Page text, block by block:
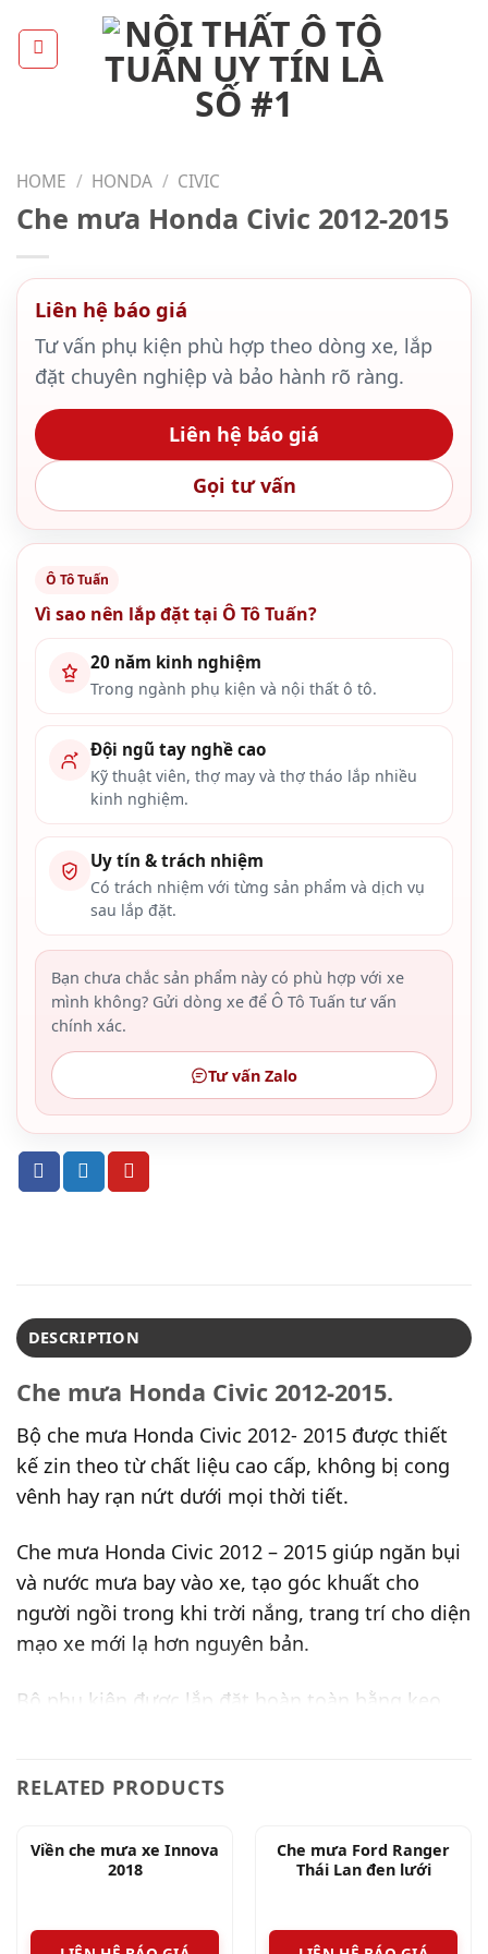
content
HOME / HONDA / CIVIC
Che mưa Honda Civic 2012-2015
Liên hệ báo giá
Tư vấn phụ kiện phù hợp theo dòng xe, lắp
đặt chuyên nghiệp và bảo hành rõ ràng.
Liên hệ báo giá
Gọi tư vấn
Ô Tô Tuấn
Vì sao nên lắp đặt tại Ô Tô Tuấn?
20 năm kinh nghiệm
Trong ngành phụ kiện và nội thất ô tô.
Đội ngũ tay nghề cao
Kỹ thuật viên, thợ may và thợ tháo lắp nhiều
kinh nghiệm.
Uy tín & trách nhiệm
Có trách nhiệm với từng sản phẩm và dịch vụ
sau lắp đặt.
Bạn chưa chắc sản phẩm này có phù hợp với xe
mình không? Gửi dòng xe để Ô Tô Tuấn tư vấn
chính xác.
Tư vấn Zalo
DESCRIPTION
Che mưa Honda Civic 2012-2015.
Bộ che mưa Honda Civic 2012- 2015 được thiết
kế zin theo từ chất liệu cao cấp, không bị cong
vênh hay rạn nứt dưới mọi thời tiết.
Che mưa Honda Civic 2012 – 2015 giúp ngăn bụi
và nước mưa bay vào xe, tạo góc khuất cho
người ngồi trong khi trời nắng, trang trí cho diện
mạo xe mới lạ hơn nguyên bản.
Bộ phụ kiện được lắp đặt hoàn toàn bằng keo
RELATED PRODUCTS
Viền che mưa xe Innova
2018
Che mưa Ford Ranger
Thái Lan đen lưới